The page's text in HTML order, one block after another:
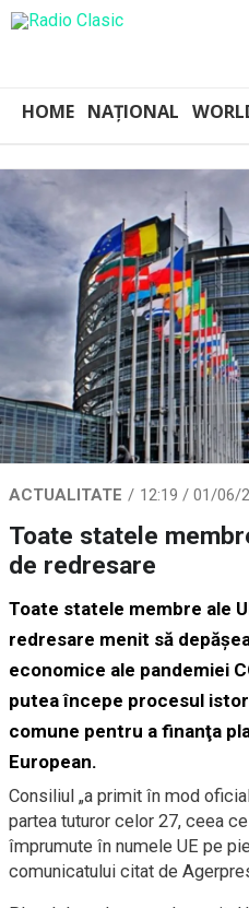
HOME NAȚIONAL
ACTUALITATE 12:19 / 01/06/
Toate statele
de redresare
Toate statele membre ale
redresare menit să
economice ale pandemiei
putea începe procesul
comune pentru a finanţa
European.
Consiliul „a primit în mod
partea tuturor celor 27, ceea
împrumute în numele UE pe
comunicatului citat de